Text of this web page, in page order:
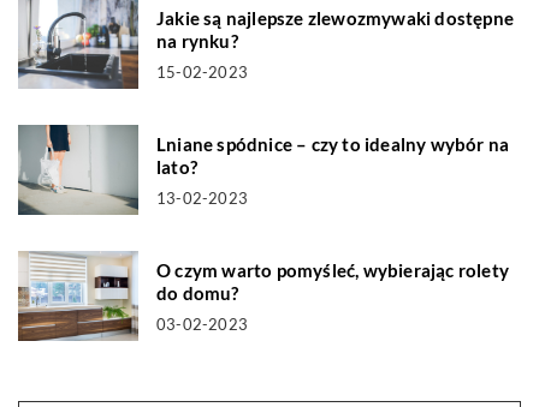
Jakie są najlepsze zlewozmywaki dostępne
na rynku?
15-02-2023
Lniane spódnice – czy to idealny wybór na
lato?
13-02-2023
O czym warto pomyśleć, wybierając rolety
do domu?
03-02-2023